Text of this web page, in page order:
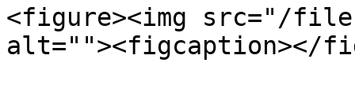
<figure><img src="/
alt=""><figcaption></